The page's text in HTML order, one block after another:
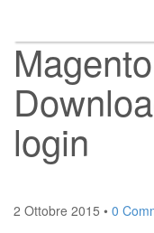
login
2 Ottobre 2015 • 0